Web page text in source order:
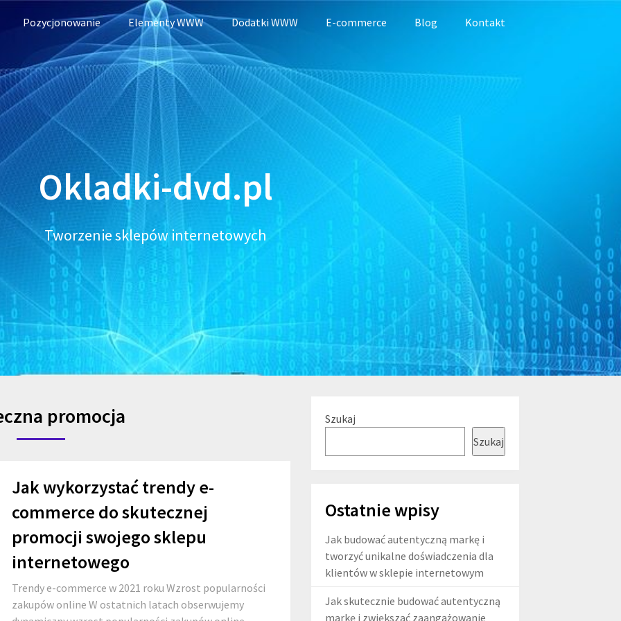
Pozycjonowanie Elementy WWW Dodatki WWW E-commerce Blog Kontakt
Okladki-dvd.pl
Tworzenie sklepów internetowych
promocja
Jak wykorzystać trendy e-
commerce do skutecznej
promocji swojego sklepu
internetowego
Trendy e-commerce w 2021 roku Wzrost popularności
zakupów online W ostatnich latach obserwujemy
Szukaj
Szukaj
Ostatnie wpisy
Jak budować autentyczną markę i
tworzyć unikalne doświadczenia dla
klientów w sklepie internetowym
Jak skutecznie budować autentyczną
markę i zwiększać zaangażowanie